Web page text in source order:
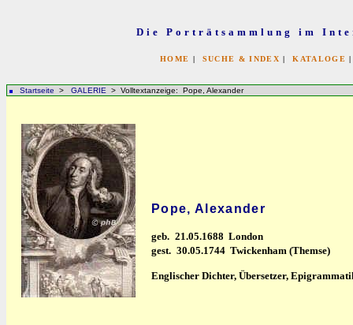
Die Porträtsammlung im
HOME | SUCHE & INDEX |KATALOGE
Startseite > GALERIE > Volltextanzeige: Pope, Alexander
Pope, Alexander
geb. 21.05.1688 London
gest. 30.05.1744 Twickenham (Themse)
Englischer Dichter, Übersetzer,